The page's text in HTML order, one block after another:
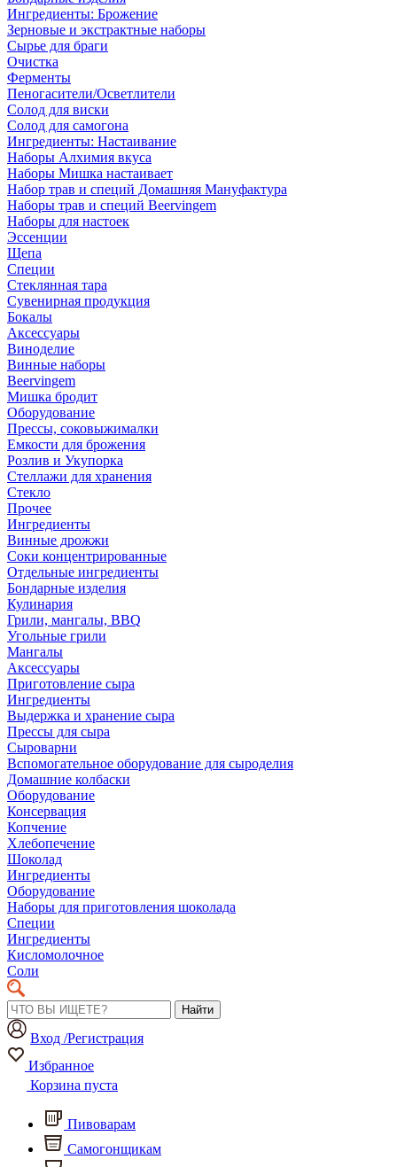
Ингредиенты: Брожение
Зерновые и экстрактные наборы
Сырье для браги
Очистка
Ферменты
Пеногасители/Осветлители
Солод для виски
Солод для самогона
Ингредиенты: Настаивание
Наборы Алхимия вкуса
Наборы Мишка настаивает
Набор трав и специй Домашняя Мануфактура
Наборы трав и специй Beervingem
Наборы для настоек
Эссенции
Щепа
Специи
Стеклянная тара
Сувенирная продукция
Бокалы
Аксессуары
Виноделие
Винные наборы
Beervingem
Мишка бродит
Оборудование
Прессы, соковыжималки
Емкости для брожения
Розлив и Укупорка
Стеллажи для хранения
Стекло
Прочее
Ингредиенты
Винные дрожжи
Соки концентрированные
Отдельные ингредиенты
Бондарные изделия
Кулинария
Грили, мангалы, BBQ
Угольные грили
Мангалы
Аксессуары
Приготовление сыра
Ингредиенты
Выдержка и хранение сыра
Прессы для сыра
Сыроварни
Вспомогательное оборудование для сыроделия
Домашние колбаски
Оборудование
Консервация
Копчение
Хлебопечение
Шоколад
Ингредиенты
Оборудование
Наборы для приготовления шоколада
Специи
Ингредиенты
Кисломолочное
Соли
Найти
Вход /Регистрация
Избранное
Корзина пуста
Пивоварам
Самогонщикам